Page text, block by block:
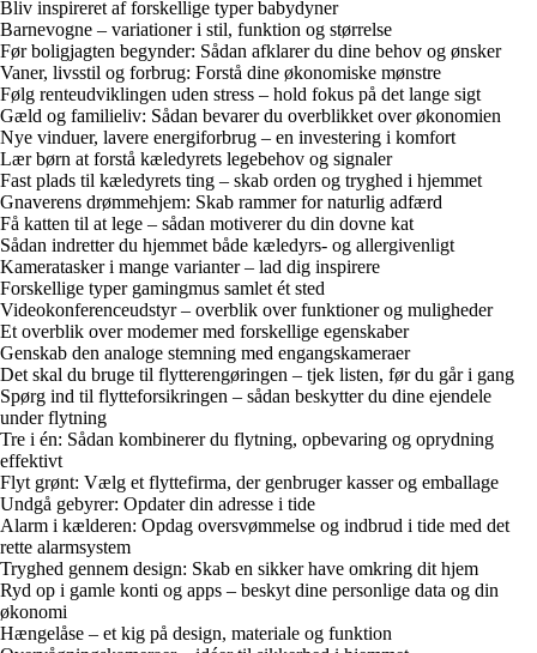
Bliv inspireret af forskellige typer babydyner
Barnevogne – variationer i stil, funktion og størrelse
Før boligjagten begynder: Sådan afklarer du dine behov og ønsker
Vaner, livsstil og forbrug: Forstå dine økonomiske mønstre
Følg renteudviklingen uden stress – hold fokus på det lange sigt
Gæld og familieliv: Sådan bevarer du overblikket over økonomien
Nye vinduer, lavere energiforbrug – en investering i komfort
Lær børn at forstå kæledyrets legebehov og signaler
Fast plads til kæledyrets ting – skab orden og tryghed i hjemmet
Gnaverens drømmehjem: Skab rammer for naturlig adfærd
Få katten til at lege – sådan motiverer du din dovne kat
Sådan indretter du hjemmet både kæledyrs- og allergivenligt
Kameratasker i mange varianter – lad dig inspirere
Forskellige typer gamingmus samlet ét sted
Videokonferenceudstyr – overblik over funktioner og muligheder
Et overblik over modemer med forskellige egenskaber
Genskab den analoge stemning med engangskameraer
Det skal du bruge til flytterengøringen – tjek listen, før du går i gang
Spørg ind til flytteforsikringen – sådan beskytter du dine ejendele
under flytning
Tre i én: Sådan kombinerer du flytning, opbevaring og oprydning
effektivt
Flyt grønt: Vælg et flyttefirma, der genbruger kasser og emballage
Undgå gebyrer: Opdater din adresse i tide
Alarm i kælderen: Opdag oversvømmelse og indbrud i tide med det
rette alarmsystem
Tryghed gennem design: Skab en sikker have omkring dit hjem
Ryd op i gamle konti og apps – beskyt dine personlige data og din
økonomi
Hængelåse – et kig på design, materiale og funktion